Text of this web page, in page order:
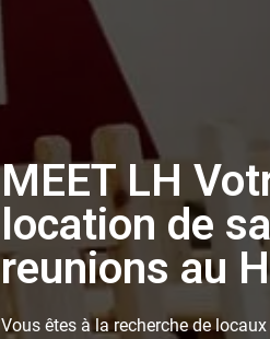
MEET LH
location de
reunions au
Vous êtes à la recherche de